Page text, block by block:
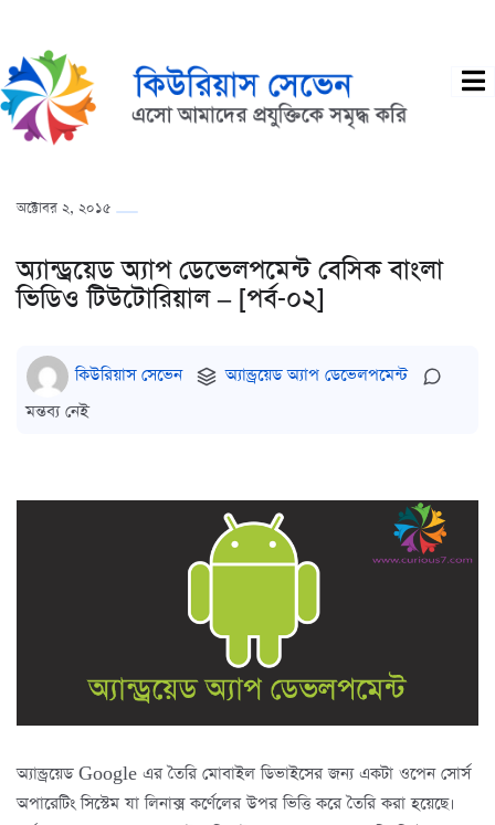
অক্টোবর ২, ২০১৫
অ্যান্ড্রয়েড অ্যাপ ডেভেলপমেন্ট বেসিক বাংলা
ভিডিও টিউটোরিয়াল – [পর্ব-০২]
কিউরিয়াস সেভেন
অ্যান্ড্রয়েড অ্যাপ ডেভেলপমেন্ট
মন্তব্য নেই
অ্যান্ড্রয়েড Google এর তৈরি মোবাইল ডিভাইসের জন্য একটা ওপেন সোর্স
অপারেটিং সিস্টেম যা লিনাক্স কর্ণেলের উপর ভিত্তি করে তৈরি করা হয়েছে।